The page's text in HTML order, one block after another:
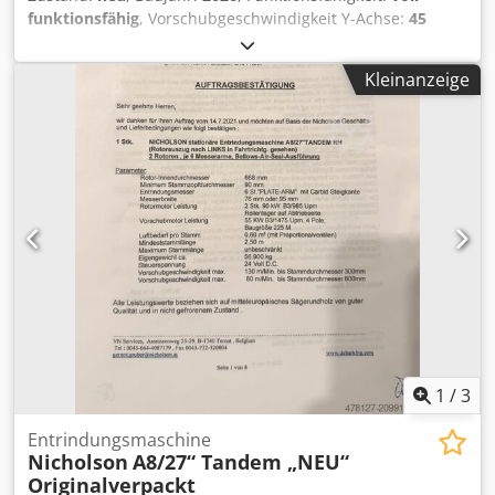
mit 6871cm? Hubraum , (LKW-Zulassung 3 Sitzplatze
Vorne) , super gute Reifen mit der Gro?e 365 / 85 R 20,
uvm. Ideal als Rallyfahrzeug oder Hobbyfahrzeug, WOW
und macht riesig freude zu fahren ! ! ! Mehrere andere
Allrad- Fahrzeuge und andere Militarfahrzeuge sind noch
in meinem Angebot vorhanden. - Alle meine Fahrzeuge
sind auf meiner Homepage zusehen. - Da hetzt Ihr nun
von Flensburg bis Berchtesgaden hin und her, um Euch
die verschiedenen Autos anzuschauen, dabei findet Ihr
doch hier uber - 150 Fahrzeuge der Typen: - Hanomag AL
28, Magirus Deutz, MAN, Steyr, Dodge WC, Saurer,
Unimog, GMC 6x6, Steyr-Puch, Iltis, Willys, G-Modell,
Mowag, DB, etc. - dann auch noch mit TUV. - Au?erdem
gibt es noch und unvorstellbar viele Ersatzteile und
Zubehor. - Warum wollt Ihr Euch mit weniger zufrieden
geben? - Ruf mal an . - Viele Gru?e Euer Philipp aus dem
Hanfbachtal Dcedpfx Ajqx Sxtedyek
funktionsfähig, Vorschubgeschwindigkeit Y-Achse: 45
1.100 mm
Leistung des Vorschubmotors:22 W, Entrinder ZE 1105
Vario Dedpsyyv Dfefx Adysck Für Rundholz bis 110 cm! in
der Kurzholzvariante ab 1,80 Metern Stammlänge!
Perfektes Entrindungsergebnis durch Druckverstellung der
Messer während des Betriebs Alle Funktionen werden
hydraulisch ausgeführt Viele Einstellmöglichkeiten
während des Betriebs z.B. über Funk Öffnen der Messer
bei Störungen auf Knopfdruck Als Komplettanbieter für
den Rundholzplatz können wir ihnen ein Individuelles und
unverbindliches Angebot für komplette Rundholzplätze
Kleinanzeige
1 /3
Entrindungsmaschine
Nicholson A8/27“ Tandem „NEU“
Originalverpackt